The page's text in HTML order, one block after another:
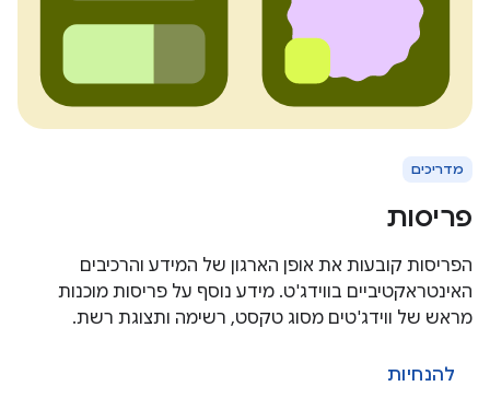
מדריכים
פריסות
הפריסות קובעות את אופן הארגון של המידע והרכיבים
האינטראקטיביים בווידג'ט. מידע נוסף על פריסות מוכנות
מראש של ווידג'טים מסוג טקסט, רשימה ותצוגת רשת.
להנחיות